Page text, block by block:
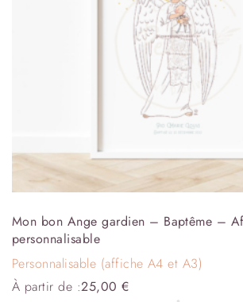
Mon bon Ange gardien – Baptême –
personnalisable
Personnalisable (affiche A4 et A3)
À partir de :25,00€